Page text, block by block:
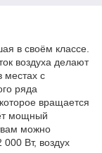
в своём классе.
воздуха делают
местах с
ряда
вращается
мощный
можно
Вт, воздух